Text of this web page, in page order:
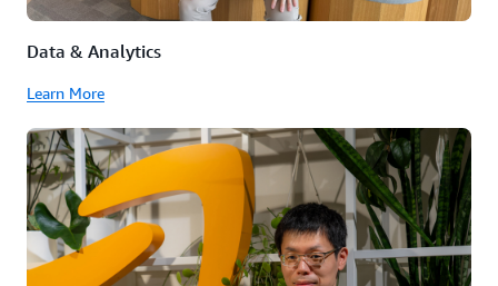
Data & Analytics
Learn More